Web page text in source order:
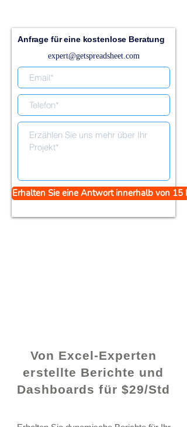
Von Excel-Experten
erstellte Berichte und
Dashboards für $29/Std
Anfrage für eine kostenlose Beratung
expert@getspreadsheet.com
Erhalten Sie eine Antwort innerhalb von 15